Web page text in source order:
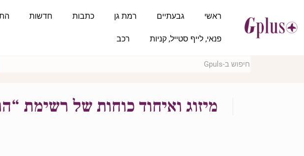
ראשי גבעתיים רמת גן כתבות חדשות
פנאי, לייף סטייל, קניות רכב
מיזוג ואיחוד כוחות של רשימת